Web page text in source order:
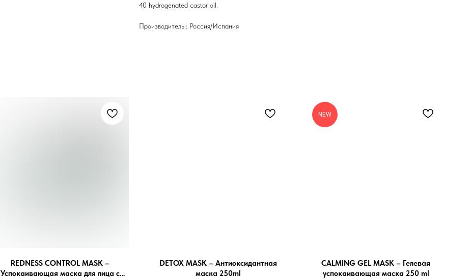
40 hydrogenated castor oil.
Производитель:: Россия/Испания
REDNESS CONTROL MASK –
Успокаивающая маска для лица с
DETOX MASK – Антиоксидантная
маска 250ml
NEW
CALMING GEL MASK – Гелевая
успокаивающая маска 250 ml